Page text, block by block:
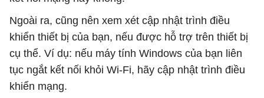
Ngoài ra, cũng nên xem xét cập nhật trình điều
khiển thiết bị của bạn, nếu được hỗ trợ trên thiết bị
cụ thể. Ví dụ: nếu máy tính Windows của bạn liên
tục ngắt kết nối khỏi Wi-Fi, hãy cập nhật trình điều
khiển mạng.